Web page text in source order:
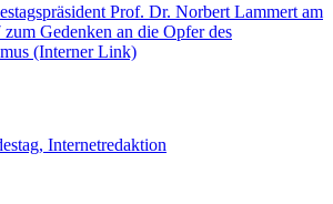
Prof. Dr. Norbert Lammert am
zum Gedenken an die Opfer des
(Interner Link)
Internetredaktion